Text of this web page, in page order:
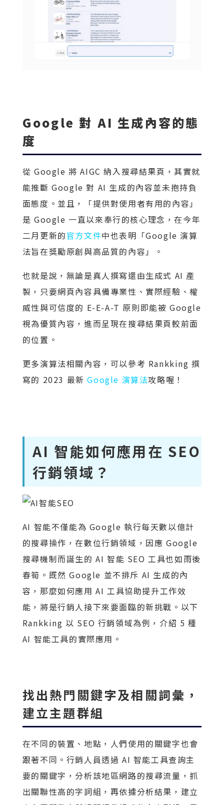
Google 對 AI 生成內容的態
度
從 Google 將 AIGC 納入搜尋結果頁，其實就
能推斷 Google 對 AI 生成的內容並未抱持負
面態度。並且，「提供對使用者有用的內容」
是 Google 一直以來奉行的核心理念，在今年
二月更新的官方文件中也表明「Google 演算
法旨在獎勵原創與高品質的內容」。
也就是說，無論是真人撰寫還由生成式 AI 產
製，只要網頁內容具備專業性、實際經驗、權
威性與可信度的 E-E-A-T 原則即能被 Google
視為優質內容，進而呈現在搜尋結果頁較前面
的位置。
更多演算法相關內容，可以參考 Rankking 撰
寫的 2023 最新Google 演算法攻略喔！
AI 智能如何應用在 SEO
行銷領域？
AI 智能不僅能為 Google 執行每天數以億計
的搜尋操作，在數位行銷領域，因應 Google
搜尋機制而誕生的 AI 智能 SEO 工具也如雨後
春筍。既然 Google 並不排斥 AI 生成的內
容，那麼如何應用 AI 工具協助提升工作效
能，將是行銷人接下來要面臨的新挑戰。以下
Rankking 以 SEO 行銷領域為例，介紹 5 種
AI 智能工具的實際應用。
找出熱門關鍵字及相關詞彙，
建立主題群組
在不同的裝置、地點，人們使用的關鍵字也會
跟著不同。行銷人員透過 AI 智能工具查詢主
要的關鍵字，分析該地區網路的搜尋流量，抓
出關聯性高的字詞組，再依據分析結果，建立